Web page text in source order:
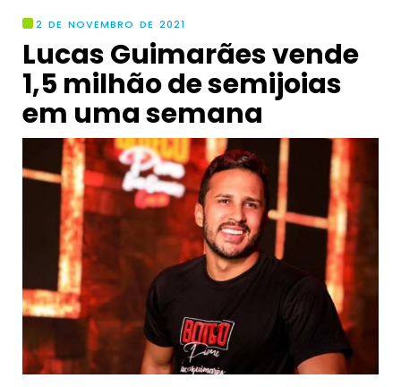
2 DE NOVEMBRO DE 2021
Lucas Guimarães vende
1,5 milhão de semijoias
em uma semana